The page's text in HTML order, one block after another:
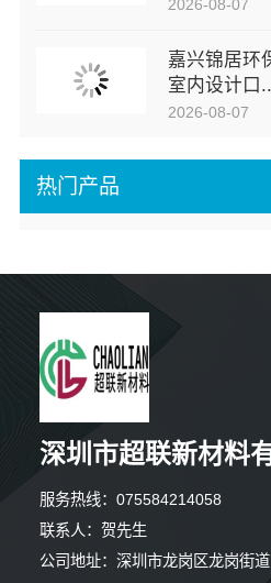
热门产品
2026-08-07
嘉兴锦居环
室内设计口..
2026-08-07
深圳市超联新材料
服务热线：075584214058
联系人：贺先生
公司地址：深圳市龙岗区龙岗街
6分钟前 朱小姐 正在咨询
2分钟前 马先生 正在咨询